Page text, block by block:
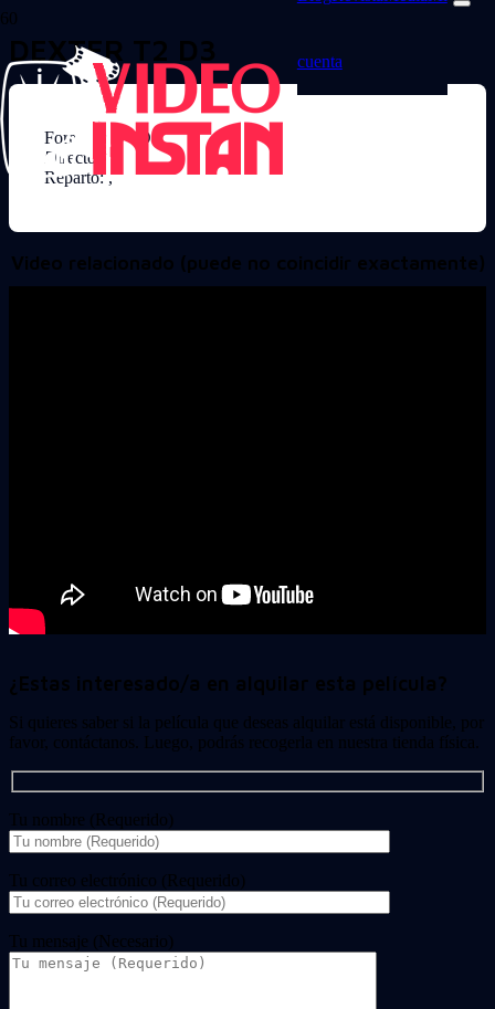
cuenta
DEXTER T2 D3
Formato: DVD
Director:
Reparto: ,
Video relacionado (puede no coincidir exactamente)
¿Estas interesado/a en alquilar esta película?
Si quieres saber si la película que deseas alquilar está disponible, por
favor, contáctanos. Luego, podrás recogerla en nuestra tienda física.
Tu nombre (Requerido)
Tu correo electrónico (Requerido)
Tu mensaje (Necesario)